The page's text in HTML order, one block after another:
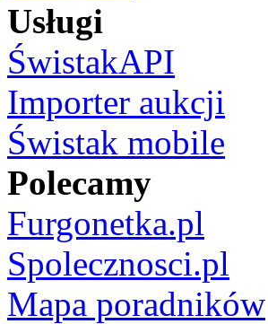
Usługi
ŚwistakAPI
Importer aukcji
Świstak mobile
Polecamy
Furgonetka.pl
Spolecznosci.pl
Mapa poradników